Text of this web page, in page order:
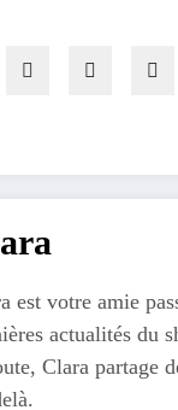
est votre amie
actualités du
Clara partage